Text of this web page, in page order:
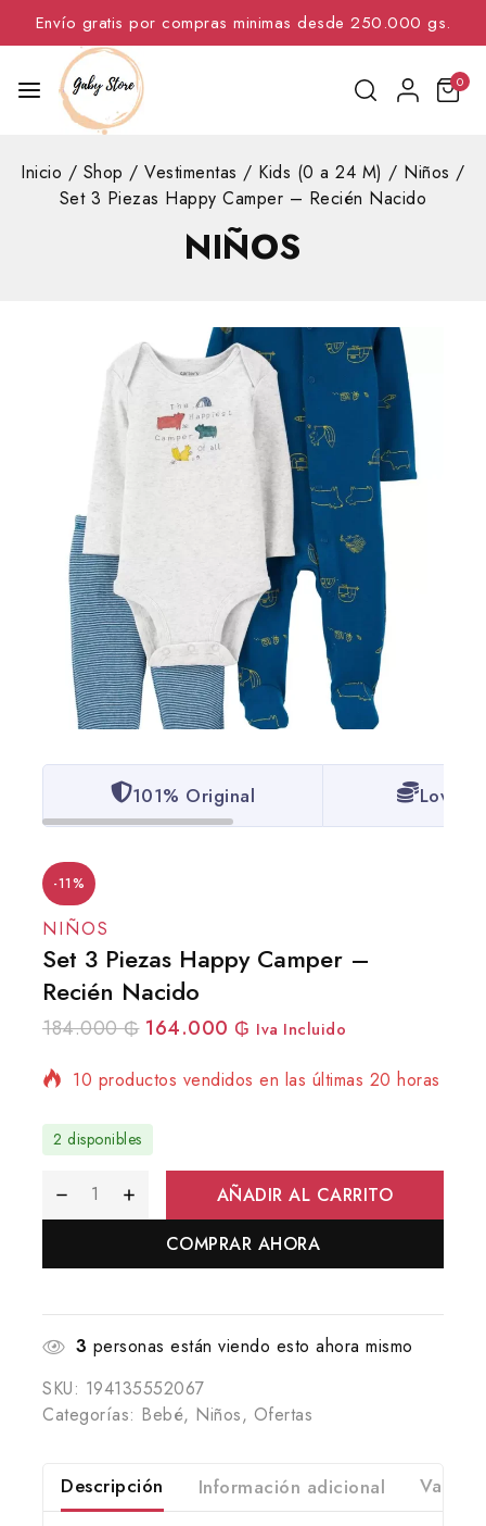
Envío gratis por compras minimas desde 250.000 gs.
0
Inicio / Shop / Vestimentas / Kids (0 a 24 M) / Niños /
Set 3 Piezas Happy Camper – Recién Nacido
NIÑOS
101% Original Lowest
-11%
NIÑOS
Set 3 Piezas Happy Camper –
Recién Nacido
184.000₲ 164.000 ₲ Iva Incluido
10 productos vendidos en las últimas 20 horas
en su carrito
2 disponibles
AÑADIR AL CARRITO
COMPRAR AHORA
3 personas están viendo esto ahora mismo
SKU: 194135552067
Categorías: Bebé, Niños, Ofertas
Descripción Información adicional